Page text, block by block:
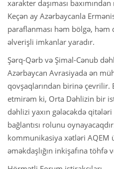
xarakter daşıması
Keçən ay Azərbaycanla
paraflanması həm bölgə,
əlverişli imkanlar yaradır.
Şərq-Qərb və Şimal-Cənub
Azərbaycan Avrasiyada ən
qovşaqlarından birinə çevrilir.
etmirəm ki, Orta Dəhlizin bir
dəhlizi yaxın gələcəkdə
bağlantısı rolunu
kommunikasiya xətləri AQEM
əməkdaşlığın inkişafına töhfə